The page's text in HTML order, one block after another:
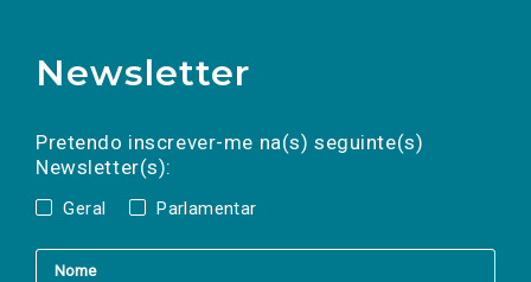
Newsletter
Pretendo inscrever-me na(s) seguinte(s)
Newsletter(s):
Geral Parlamentar
a(s) newsletter(s).
mail